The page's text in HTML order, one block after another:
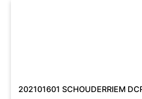
202101601 SCHOUDERRIEM